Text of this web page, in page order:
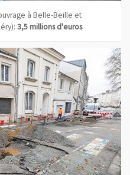
à Belle-Beille et
3,5 millions d'euros